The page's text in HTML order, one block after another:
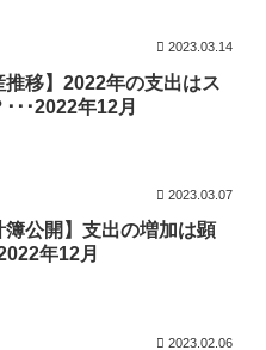
2023.03.14
推移】2022年の支出はス
･･･2022年12月
2023.03.07
簿公開】支出の増加は顕
年12月
2023.02.06